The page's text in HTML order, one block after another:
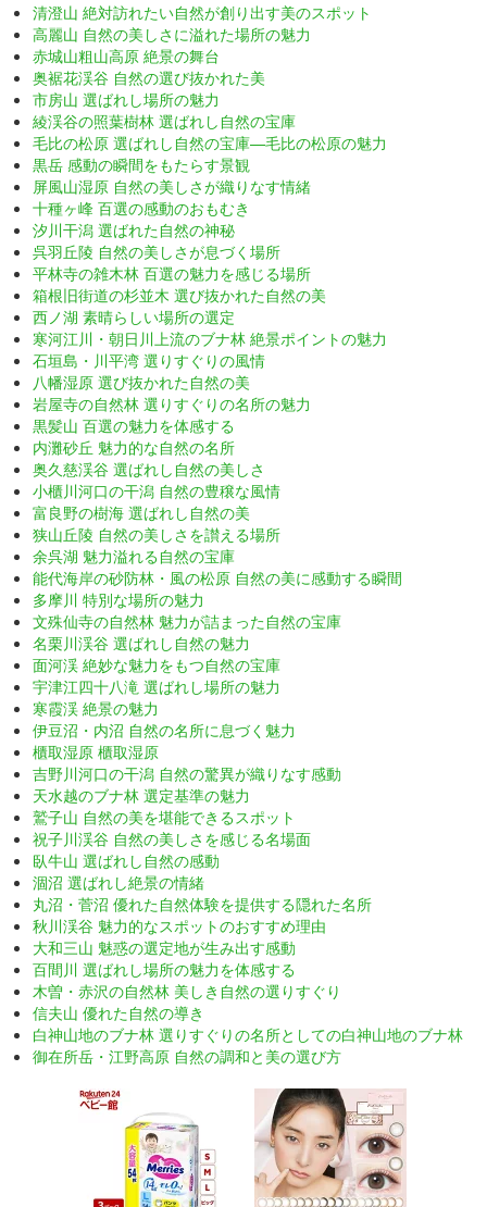
清澄山 絶対訪れたい自然が創り出す美のスポット
高麗山 自然の美しさに溢れた場所の魅力
赤城山粗山高原 絶景の舞台
奥裾花渓谷 自然の選び抜かれた美
市房山 選ばれし場所の魅力
綾渓谷の照葉樹林 選ばれし自然の宝庫
毛比の松原 選ばれし自然の宝庫—毛比の松原の魅力
黒岳 感動の瞬間をもたらす景観
屏風山湿原 自然の美しさが織りなす情緒
十種ヶ峰 百選の感動のおもむき
汐川干潟 選ばれた自然の神秘
呉羽丘陵 自然の美しさが息づく場所
平林寺の雑木林 百選の魅力を感じる場所
箱根旧街道の杉並木 選び抜かれた自然の美
西ノ湖 素晴らしい場所の選定
寒河江川・朝日川上流のブナ林 絶景ポイントの魅力
石垣島・川平湾 選りすぐりの風情
八幡湿原 選び抜かれた自然の美
岩屋寺の自然林 選りすぐりの名所の魅力
黒髪山 百選の魅力を体感する
内灘砂丘 魅力的な自然の名所
奥久慈渓谷 選ばれし自然の美しさ
小櫃川河口の干潟 自然の豊穣な風情
富良野の樹海 選ばれし自然の美
狭山丘陵 自然の美しさを讃える場所
余呉湖 魅力溢れる自然の宝庫
能代海岸の砂防林・風の松原 自然の美に感動する瞬間
多摩川 特別な場所の魅力
文殊仙寺の自然林 魅力が詰まった自然の宝庫
名栗川渓谷 選ばれし自然の魅力
面河渓 絶妙な魅力をもつ自然の宝庫
宇津江四十八滝 選ばれし場所の魅力
寒霞渓 絶景の魅力
伊豆沼・内沼 自然の名所に息づく魅力
櫃取湿原 櫃取湿原
吉野川河口の干潟 自然の驚異が織りなす感動
天水越のブナ林 選定基準の魅力
鷲子山 自然の美を堪能できるスポット
祝子川渓谷 自然の美しさを感じる名場面
臥牛山 選ばれし自然の感動
涸沼 選ばれし絶景の情緒
丸沼・菅沼 優れた自然体験を提供する隠れた名所
秋川渓谷 魅力的なスポットのおすすめ理由
大和三山 魅惑の選定地が生み出す感動
百間川 選ばれし場所の魅力を体感する
木曽・赤沢の自然林 美しき自然の選りすぐり
信夫山 優れた自然の導き
白神山地のブナ林 選りすぐりの名所としての白神山地のブナ林
御在所岳・江野高原 自然の調和と美の選び方